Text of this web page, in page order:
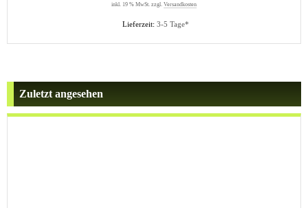
Lieferzeit: 3-5 Tage*
inkl. 19 % MwSt. zzgl. Versandkosten
Zuletzt angesehen